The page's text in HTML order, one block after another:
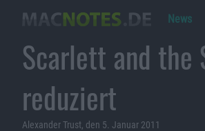
News
Scarlett and the
reduziert
Alexander Trust, den 5. Januar 2011